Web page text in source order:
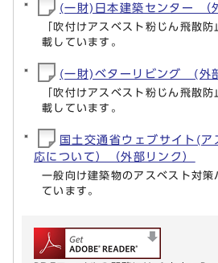
(一財)日本建築センター （
「吹付けアスベスト粉じん飛散
載しています。
(一財)ベターリビング (外
「吹付けアスベスト粉じん飛散
載しています。
国土交通省ウェブサイト(ア
応について）（外部リンク）
一般向け建築物のアスベスト対策
ています。